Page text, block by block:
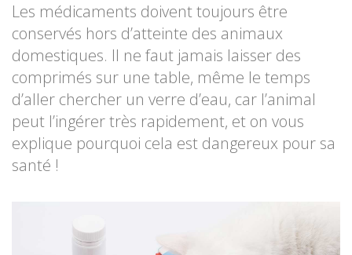
Les médicaments doivent toujours être
conservés hors d’atteinte des animaux
domestiques. Il ne faut jamais laisser des
comprimés sur une table, même le temps
d’aller chercher un verre d’eau, car l’animal
peut l’ingérer très rapidement, et on vous
explique pourquoi cela est dangereux pour sa
santé !